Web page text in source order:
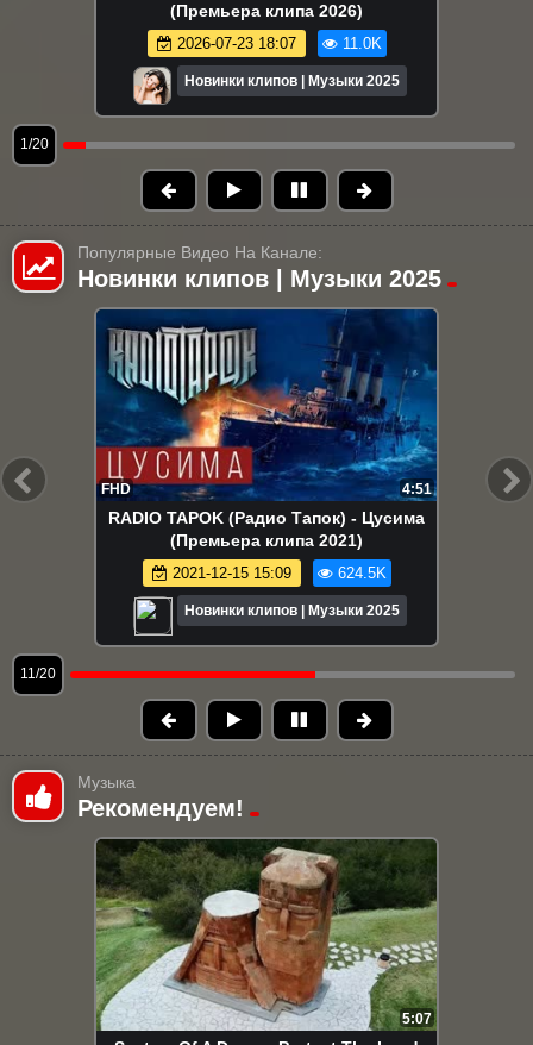
(Премьера клипа 2026)
2026-07-23 18:07 11.0K
Новинки клипов | Музыки 2025
1/20
Популярные Видео На Канале:
Новинки клипов | Музыки 2025
FHD
ANNA ASTI (Анна Асти) - Верю в тебя
(Премьера клипа 2023)
2023-04-29 10:20 624.4K
Новинки клипов | Музыки 2025
12/20
Музыка
Рекомендуем!
5:07